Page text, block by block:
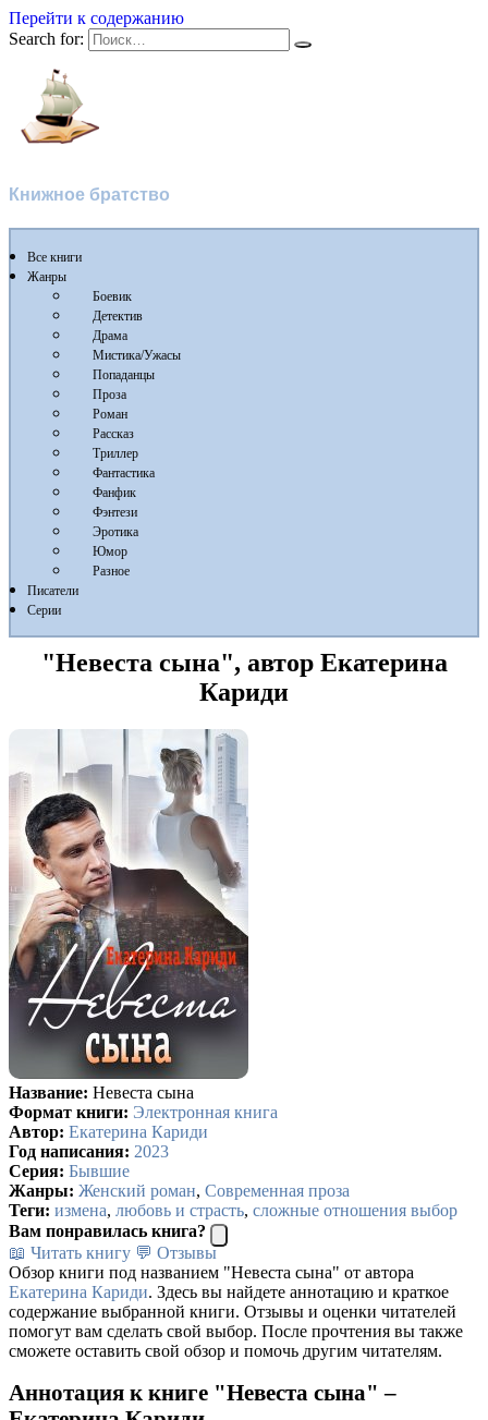
Перейти к содержанию
Search for:
Книжное братство
Все книги
Жанры
Боевик
Детектив
Драма
Мистика/Ужасы
Попаданцы
Проза
Роман
Рассказ
Триллер
Фантастика
Фанфик
Фэнтези
Эротика
Юмор
Разное
Писатели
Серии
"Невеста сына", автор Екатерина
Кариди
Название: Невеста сына
Формат книги: Электронная книга
Автор: Екатерина Кариди
Год написания: 2023
Серия: Бывшие
Жанры: Женский роман, Современная проза
Теги: измена, любовь и страсть, сложные отношения выбор
Вам понравилась книга?
📖 Читать книгу 💬 Отзывы
Обзор книги под названием "Невеста сына" от автора
Екатерина Кариди. Здесь вы найдете аннотацию и краткое
содержание выбранной книги. Отзывы и оценки читателей
помогут вам сделать свой выбор. После прочтения вы также
сможете оставить свой обзор и помочь другим читателям.
Аннотация к книге "Невеста сына" –